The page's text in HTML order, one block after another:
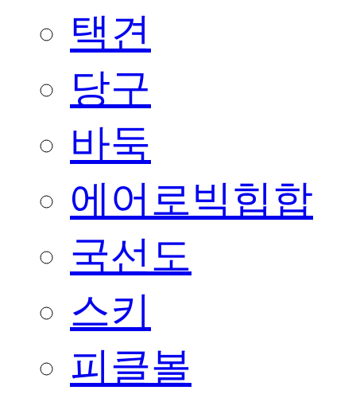
택견
당구
바둑
에어로빅힙합
국선도
스키
피클볼